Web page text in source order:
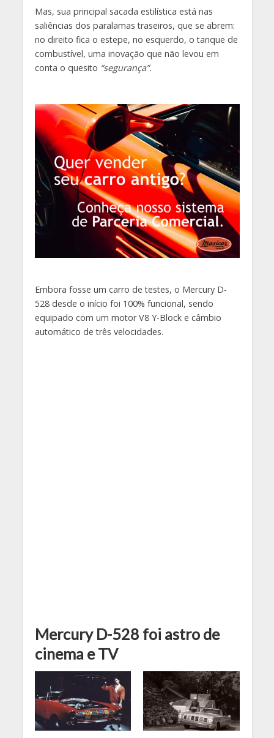
Mas, sua principal sacada estilística está nas
saliências dos paralamas traseiros, que se abrem:
no direito fica o estepe, no esquerdo, o tanque de
combustível, uma inovação que não levou em
conta o quesito “segurança”.
Embora fosse um carro de testes, o Mercury D-
528 desde o início foi 100% funcional, sendo
equipado com um motor V8 Y-Block e câmbio
automático de três velocidades.
Mercury D-528 foi astro de
cinema e TV